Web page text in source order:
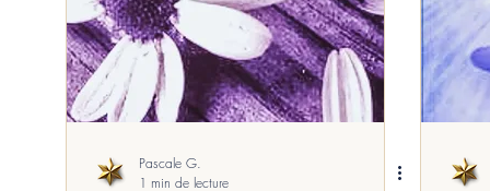
Messages divers Société Psycho, Santé
Pascale G.
1 min de lecture